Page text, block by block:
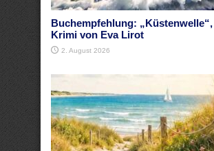
Buchempfehlung:
Krimi von Eva Lirot
2. August 2026